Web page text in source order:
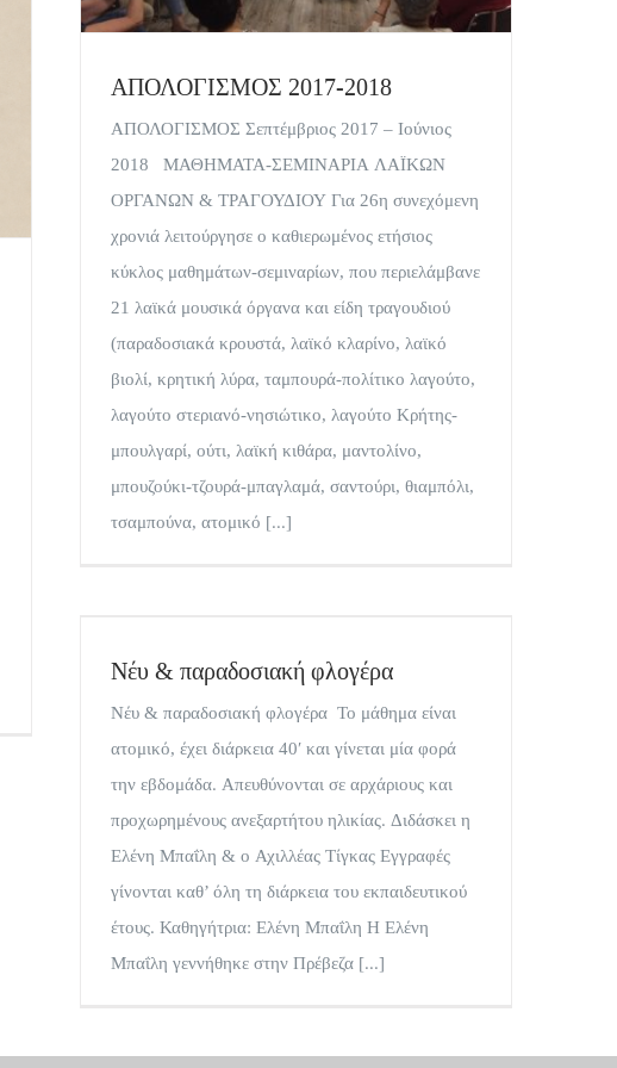
ΑΠΟΛΟΓΙΣΜΟΣ 2017-2018
ΑΠΟΛΟΓΙΣΜΟΣ Σεπτέμβριος 2017 – Ιούνιος
2018 ΜΑΘΗΜΑΤΑ-ΣΕΜΙΝΑΡΙΑ ΛΑΪΚΩΝ
ΟΡΓΑΝΩΝ & ΤΡΑΓΟΥΔΙΟΥ Για 26η συνεχόμενη
χρονιά λειτούργησε ο καθιερωμένος ετήσιος
κύκλος μαθημάτων-σεμιναρίων, που περιελάμβανε
21 λαϊκά μουσικά όργανα και είδη τραγουδιού
(παραδοσιακά κρουστά, λαϊκό κλαρίνο, λαϊκό
βιολί, κρητική λύρα, ταμπουρά-πολίτικο λαγούτο,
λαγούτο στεριανό-νησιώτικο, λαγούτο Κρήτης-
μπουλγαρί, ούτι, λαϊκή κιθάρα, μαντολίνο,
μπουζούκι-τζουρά-μπαγλαμά, σαντούρι, θιαμπόλι,
τσαμπούνα, ατομικό [...]
Νέυ & παραδοσιακή φλογέρα
Νέυ & παραδοσιακή φλογέρα Το μάθημα είναι
ατομικό, έχει διάρκεια 40′ και γίνεται μία φορά
την εβδομάδα. Απευθύνονται σε αρχάριους και
προχωρημένους ανεξαρτήτου ηλικίας. Διδάσκει η
Ελένη Μπαΐλη & ο Αχιλλέας Τίγκας Εγγραφές
γίνονται καθ’ όλη τη διάρκεια του εκπαιδευτικού
έτους. Καθηγήτρια: Ελένη Μπαΐλη Η Ελένη
Μπαΐλη γεννήθηκε στην Πρέβεζα [...]